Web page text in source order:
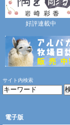
好評連載中
サイト内検索
電子版